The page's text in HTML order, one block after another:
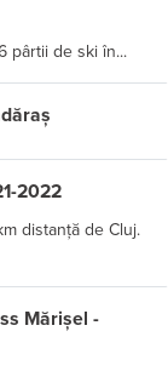
pârtii de ski în...
2022
distanță de Cluj.
Mărișel -